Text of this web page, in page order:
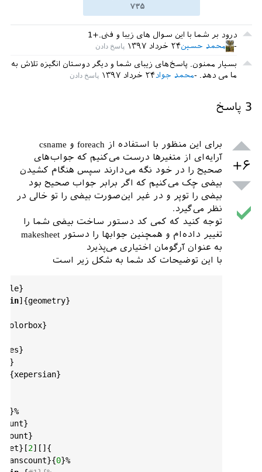
۷۳۵
درود بر شما با این سوال های زیبا و فنی.+1
۲۴ خرداد ۱۳۹۷محمد حسین
بسیار ممنون. پاسخ‌های زیبای شما و دیگر دوستان انگیزه تلاش به
ما می دهد.
۲۴ خرداد ۱۳۹۷محمد جواد
3 پاسخ
+۶
برای این منظور با استفاده از foreach و csname
آرایه‌ای از متغیرها درست می‌کنیم که جواب‌های
صحیح را در خود نگه می‌دارند سپس هنگام کشیدن
بیضی چک می‌کنیم که اگر برابر جواب صحیح بود
بیضی را توپر و در غیر این‌صورت بیضی را تو خالی در
نظر می‌گیرد.
توجه کنید که کمی کد دستور ساخت بیضی شما را
تغییر داده‌ام و همچنین جوابها را دستور makesheet
به عنوان آرگومان اختیاری می‌پذیرد
با این توضیحات کد شما به شکل زیر است
}
in]{geometry}
tcolorbox}
}
}
]{xepersian}
}%
}
}
}[2][]{
anscount}{0}%